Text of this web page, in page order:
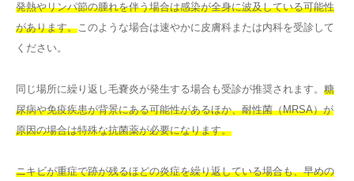
発熱やリンパ節の腫れを伴う場合は感染が全身に波及している可能性
があります。このような場合は速やかに皮膚科または内科を受診して
ください。
同じ場所に繰り返し毛嚢炎が発生する場合も受診が推奨されます。 糖
尿病や免疫疾患が背景にある可能性があるほか、耐性菌（MRSA）が
原因の場合は特殊な抗菌薬が必要になります。
ニキビが重症で跡が残るほどの炎症を繰り返している場合も、早めの